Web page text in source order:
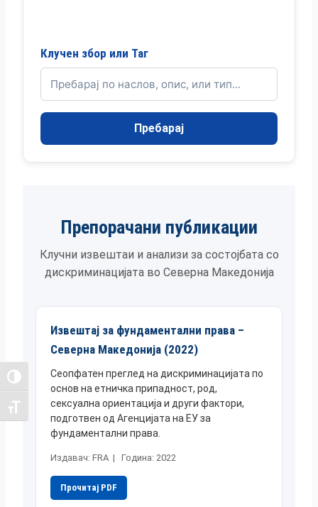
Toggle High Contrast
Toggle Font size
Клучен збор или Таг
Пребарај
Препорачани публикации
Клучни извештаи и анализи за состојбата со
дискриминацијата во Северна Македонија
Извештај за фундаментални права –
Северна Македонија (2022)
Сеопфатен преглед на дискриминацијата по
основ на етничка припадност, род,
сексуална ориентација и други фактори,
подготвен од Агенцијата на ЕУ за
фундаментални права.
Издавач: FRA | Година: 2022
Прочитај PDF